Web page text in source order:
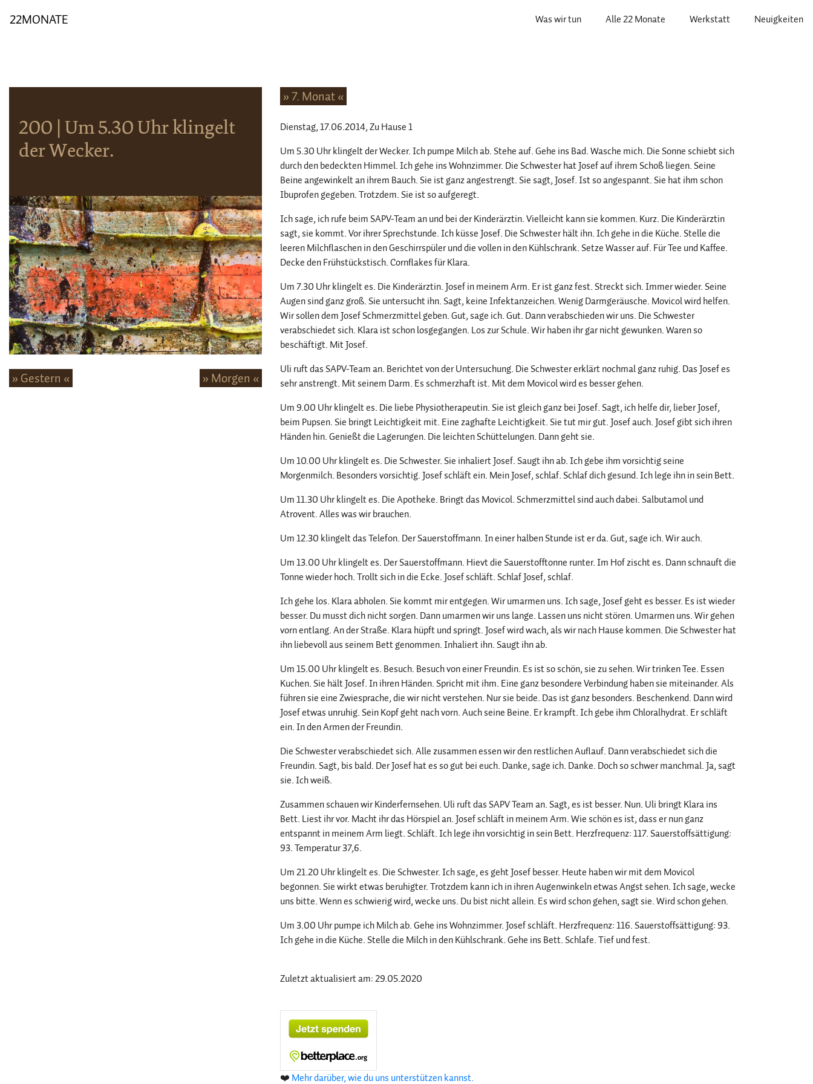
22MONATE Was wir tun Alle 22 Monate Werkstatt Neuigkeiten
200 | Um 5.30 Uhr klingelt
der Wecker.
» Gestern « » Morgen «
» 7. Monat «
Dienstag, 17.06.2014, Zu Hause 1
Um 5.30 Uhr klingelt der Wecker. Ich pumpe Milch ab. Stehe auf. Gehe ins Bad. Wasche mich. Die Sonne schiebt sich
durch den bedeckten Himmel. Ich gehe ins Wohnzimmer. Die Schwester hat Josef auf ihrem Schoß liegen. Seine
Beine angewinkelt an ihrem Bauch. Sie ist ganz angestrengt. Sie sagt, Josef. Ist so angespannt. Sie hat ihm schon
Ibuprofen gegeben. Trotzdem. Sie ist so aufgeregt.
Ich sage, ich rufe beim SAPV-Team an und bei der Kinderärztin. Vielleicht kann sie kommen. Kurz. Die Kinderärztin
sagt, sie kommt. Vor ihrer Sprechstunde. Ich küsse Josef. Die Schwester hält ihn. Ich gehe in die Küche. Stelle die
leeren Milchflaschen in den Geschirrspüler und die vollen in den Kühlschrank. Setze Wasser auf. Für Tee und Kaffee.
Decke den Frühstückstisch. Cornflakes für Klara.
Um 7.30 Uhr klingelt es. Die Kinderärztin. Josef in meinem Arm. Er ist ganz fest. Streckt sich. Immer wieder. Seine
Augen sind ganz groß. Sie untersucht ihn. Sagt, keine Infektanzeichen. Wenig Darmgeräusche. Movicol wird helfen.
Wir sollen dem Josef Schmerzmittel geben. Gut, sage ich. Gut. Dann verabschieden wir uns. Die Schwester
verabschiedet sich. Klara ist schon losgegangen. Los zur Schule. Wir haben ihr gar nicht gewunken. Waren so
beschäftigt. Mit Josef.
Uli ruft das SAPV-Team an. Berichtet von der Untersuchung. Die Schwester erklärt nochmal ganz ruhig. Das Josef es
sehr anstrengt. Mit seinem Darm. Es schmerzhaft ist. Mit dem Movicol wird es besser gehen.
Um 9.00 Uhr klingelt es. Die liebe Physiotherapeutin. Sie ist gleich ganz bei Josef. Sagt, ich helfe dir, lieber Josef,
beim Pupsen. Sie bringt Leichtigkeit mit. Eine zaghafte Leichtigkeit. Sie tut mir gut. Josef auch. Josef gibt sich ihren
Händen hin. Genießt die Lagerungen. Die leichten Schüttelungen. Dann geht sie.
Um 10.00 Uhr klingelt es. Die Schwester. Sie inhaliert Josef. Saugt ihn ab. Ich gebe ihm vorsichtig seine
Morgenmilch. Besonders vorsichtig. Josef schläft ein. Mein Josef, schlaf. Schlaf dich gesund. Ich lege ihn in sein Bett.
Um 11.30 Uhr klingelt es. Die Apotheke. Bringt das Movicol. Schmerzmittel sind auch dabei. Salbutamol und
Atrovent. Alles was wir brauchen.
Um 12.30 klingelt das Telefon. Der Sauerstoffmann. In einer halben Stunde ist er da. Gut, sage ich. Wir auch.
Um 13.00 Uhr klingelt es. Der Sauerstoffmann. Hievt die Sauerstofftonne runter. Im Hof zischt es. Dann schnauft die
Tonne wieder hoch. Trollt sich in die Ecke. Josef schläft. Schlaf Josef, schlaf.
Ich gehe los. Klara abholen. Sie kommt mir entgegen. Wir umarmen uns. Ich sage, Josef geht es besser. Es ist wieder
besser. Du musst dich nicht sorgen. Dann umarmen wir uns lange. Lassen uns nicht stören. Umarmen uns. Wir gehen
vorn entlang. An der Straße. Klara hüpft und springt. Josef wird wach, als wir nach Hause kommen. Die Schwester hat
ihn liebevoll aus seinem Bett genommen. Inhaliert ihn. Saugt ihn ab.
Um 15.00 Uhr klingelt es. Besuch. Besuch von einer Freundin. Es ist so schön, sie zu sehen. Wir trinken Tee. Essen
Kuchen. Sie hält Josef. In ihren Händen. Spricht mit ihm. Eine ganz besondere Verbindung haben sie miteinander. Als
führen sie eine Zwiesprache, die wir nicht verstehen. Nur sie beide. Das ist ganz besonders. Beschenkend. Dann wird
Josef etwas unruhig. Sein Kopf geht nach vorn. Auch seine Beine. Er krampft. Ich gebe ihm Chloralhydrat. Er schläft
ein. In den Armen der Freundin.
Die Schwester verabschiedet sich. Alle zusammen essen wir den restlichen Auflauf. Dann verabschiedet sich die
Freundin. Sagt, bis bald. Der Josef hat es so gut bei euch. Danke, sage ich. Danke. Doch so schwer manchmal. Ja, sagt
sie. Ich weiß.
Zusammen schauen wir Kinderfernsehen. Uli ruft das SAPV Team an. Sagt, es ist besser. Nun. Uli bringt Klara ins
Bett. Liest ihr vor. Macht ihr das Hörspiel an. Josef schläft in meinem Arm. Wie schön es ist, dass er nun ganz
entspannt in meinem Arm liegt. Schläft. Ich lege ihn vorsichtig in sein Bett. Herzfrequenz: 117. Sauerstoffsättigung:
93. Temperatur 37,6.
Um 21.20 Uhr klingelt es. Die Schwester. Ich sage, es geht Josef besser. Heute haben wir mit dem Movicol
begonnen. Sie wirkt etwas beruhigter. Trotzdem kann ich in ihren Augenwinkeln etwas Angst sehen. Ich sage, wecke
uns bitte. Wenn es schwierig wird, wecke uns. Du bist nicht allein. Es wird schon gehen, sagt sie. Wird schon gehen.
Um 3.00 Uhr pumpe ich Milch ab. Gehe ins Wohnzimmer. Josef schläft. Herzfrequenz: 116. Sauerstoffsättigung: 93.
Ich gehe in die Küche. Stelle die Milch in den Kühlschrank. Gehe ins Bett. Schlafe. Tief und fest.
Zuletzt aktualisiert am: 29.05.2020
❤️ Mehr darüber, wie du uns unterstützen kannst.